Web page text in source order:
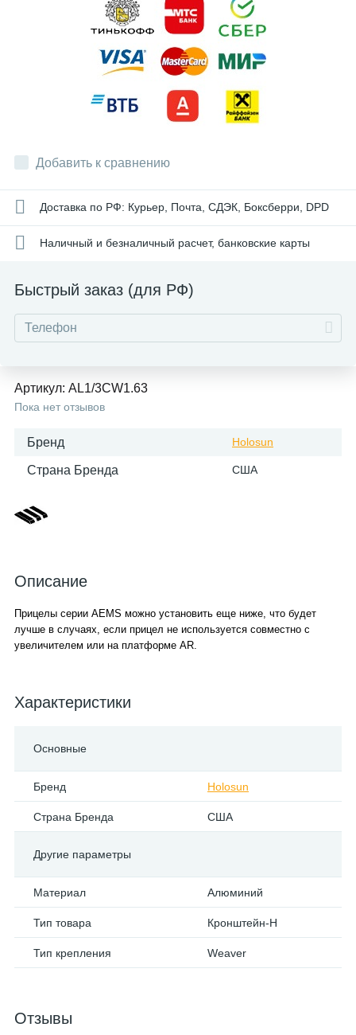
Добавить к сравнению
Доставка по РФ: Курьер, Почта, СДЭК, Боксберри, DPD
Наличный и безналичный расчет, банковские карты
Быстрый заказ (для РФ)
Артикул: AL1/3CW1.63
Пока нет отзывов
Бренд Holosun
Страна Бренда США
Описание
Прицелы серии AEMS можно установить еще ниже, что будет
лучше в случаях, если прицел не используется совместно с
увеличителем или на платформе AR.
Характеристики
Основные
Бренд Holosun
Страна Бренда США
Другие параметры
Материал Алюминий
Тип товара Кронштейн-H
Тип крепления Weaver
Отзывы